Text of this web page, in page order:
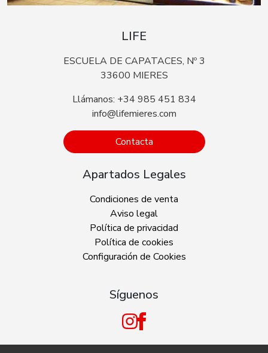
LIFE
ESCUELA DE CAPATACES, Nº 3
33600 MIERES
Llámanos: +34 985 451 834
info@lifemieres.com
Contacta
Apartados Legales
Condiciones de venta
Aviso legal
Política de privacidad
Política de cookies
Configuración de Cookies
Síguenos